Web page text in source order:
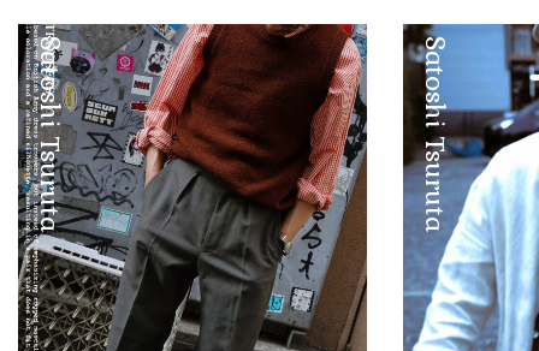
Satoshi Tsuruta Satoshi Tsuruta